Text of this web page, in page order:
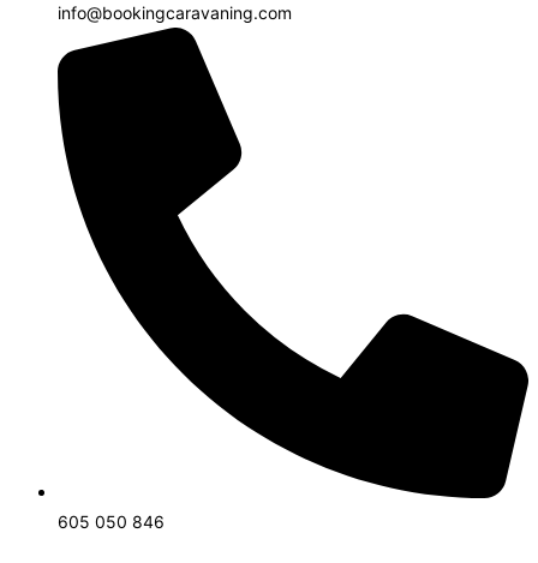
info@bookingcaravaning.com
605 050 846